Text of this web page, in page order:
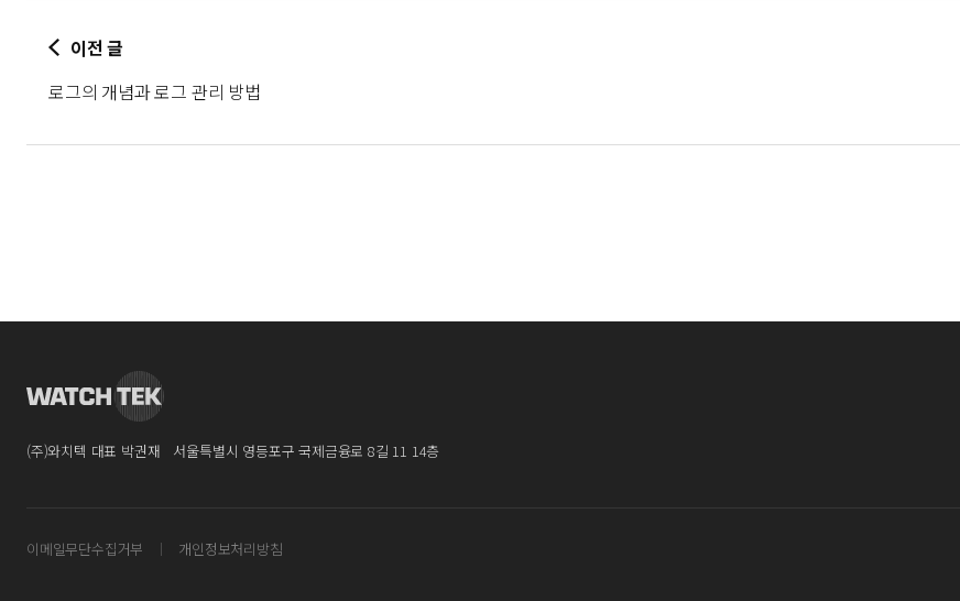
이전 글
로그의 개념과 로그 관리 방법
(주)와치텍 대표 박권재 서울특별시 영등포구 국제금융로 8길 11 14층
이메일무단수집거부 개인정보처리방침